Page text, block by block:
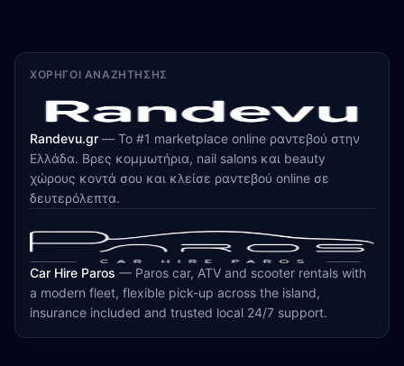
ΧΟΡΗΓΟΊ ΑΝΑΖΉΤΗΣΗΣ
Randevu.gr — Το #1 marketplace online ραντεβού στην
Ελλάδα. Βρες κομμωτήρια, nail salons και beauty
χώρους κοντά σου και κλείσε ραντεβού online σε
δευτερόλεπτα.
Car Hire Paros — Paros car, ATV and scooter rentals with
a modern fleet, flexible pick-up across the island,
insurance included and trusted local 24/7 support.